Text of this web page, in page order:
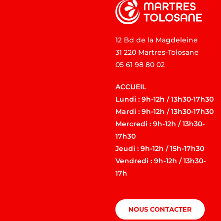
12 Bd de la Magdeleine
31 220 Martres-Tolosane
05 61 98 80 02
ACCUEIL
Lundi : 9h-12h / 13h30-17h30
Mardi : 9h-12h / 13h30-17h30
Mercredi : 9h-12h / 13h30-
17h30
Jeudi : 9h-12h / 15h-17h30
Vendredi : 9h-12h / 13h30-
17h
NOUS CONTACTER